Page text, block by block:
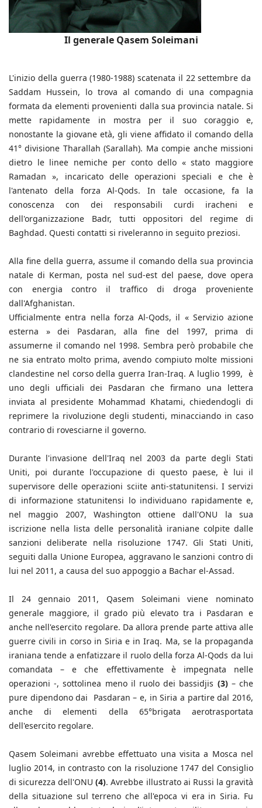
Il generale Qasem Soleimani
L'inizio della guerra (1980-1988) scatenata il 22 settembre da
Saddam Hussein, lo trova al comando di una compagnia
formata da elementi provenienti dalla sua provincia natale. Si
mette rapidamente in mostra per il suo coraggio e,
nonostante la giovane età, gli viene affidato il comando della
41° divisione Tharallah (Sarallah). Ma compie anche missioni
dietro le linee nemiche per conto dello « stato maggiore
Ramadan », incaricato delle operazioni speciali e che è
l'antenato della forza Al-Qods. In tale occasione, fa la
conoscenza con dei responsabili curdi iracheni e
dell'organizzazione Badr, tutti oppositori del regime di
Baghdad. Questi contatti si riveleranno in seguito preziosi.
Alla fine della guerra, assume il comando della sua provincia
natale di Kerman, posta nel sud-est del paese, dove opera
con energia contro il traffico di droga proveniente
dall'Afghanistan.
Ufficialmente entra nella forza Al-Qods, il « Servizio azione
esterna » dei Pasdaran, alla fine del 1997, prima di
assumerne il comando nel 1998. Sembra però probabile che
ne sia entrato molto prima, avendo compiuto molte missioni
clandestine nel corso della guerra Iran-Iraq. A luglio 1999, è
uno degli ufficiali dei Pasdaran che firmano una lettera
inviata al presidente Mohammad Khatami, chiedendogli di
reprimere la rivoluzione degli studenti, minacciando in caso
contrario di rovesciarne il governo.
Durante l'invasione dell'Iraq nel 2003 da parte degli Stati
Uniti, poi durante l'occupazione di questo paese, è lui il
supervisore delle operazioni sciite anti-statunitensi. I servizi
di informazione statunitensi lo individuano rapidamente e,
nel maggio 2007, Washington ottiene dall'ONU la sua
iscrizione nella lista delle personalità iraniane colpite dalle
sanzioni deliberate nella risoluzione 1747. Gli Stati Uniti,
seguiti dalla Unione Europea, aggravano le sanzioni contro di
lui nel 2011, a causa del suo appoggio a Bachar el-Assad.
Il 24 gennaio 2011, Qasem Soleimani viene nominato
generale maggiore, il grado più elevato tra i Pasdaran e
anche nell'esercito regolare. Da allora prende parte attiva alle
guerre civili in corso in Siria e in Iraq. Ma, se la propaganda
iraniana tende a enfatizzare il ruolo della forza Al-Qods da lui
comandata – e che effettivamente è impegnata nelle
operazioni -, sottolinea meno il ruolo dei bassidjis (3) – che
pure dipendono dai Pasdaran – e, in Siria a partire dal 2016,
anche di elementi della 65°brigata aerotrasportata
dell'esercito regolare.
Qasem Soleimani avrebbe effettuato una visita a Mosca nel
luglio 2014, in contrasto con la risoluzione 1747 del Consiglio
di sicurezza dell'ONU(4). Avrebbe illustrato ai Russi la gravità
della situazione sul terreno che all'epoca vi era in Siria. Fu